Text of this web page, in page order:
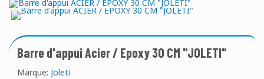
Barre d'appui Acier / Epoxy 30 CM "JOLETI"
Marque: Joleti